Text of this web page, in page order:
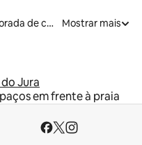
Aluguel por temporada de casas-barco
Mostrar mais
Jura
em frente à praia